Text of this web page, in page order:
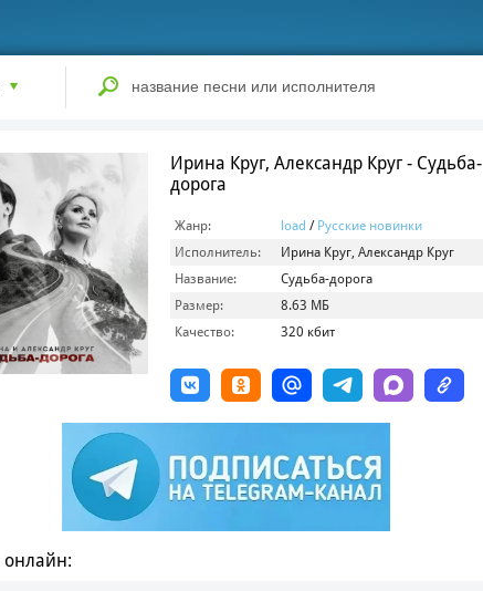
Ирина Круг, Александр Круг - Судьба-
дорога
Жанр: load / Русские новинки
Исполнитель:
Ирина Круг, Александр Круг
Название:
Судьба-дорога
Размер:
8.63 МБ
Качество:
320 кбит